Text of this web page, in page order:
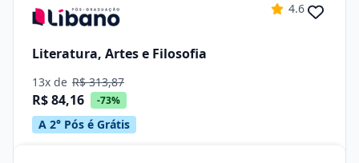
4.6
Literatura, Artes e Filosofia
13x de R$ 313,87
R$ 84,16 -73%
A 2° Pós é Grátis